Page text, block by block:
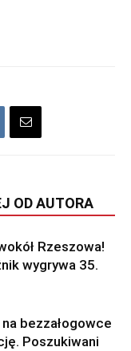
OD AUTORA
Rzeszowa!
wygrywa 35.
bezzałogowce
Poszukiwani